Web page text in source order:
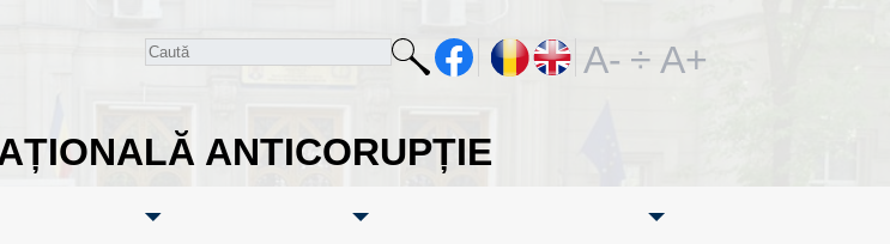
ANTICORUPȚIE
A- ÷ A+